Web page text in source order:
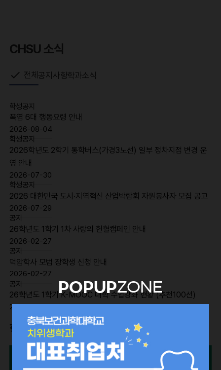
POPUPZONE
CHSU 소식
전체공지사항학과소식
학생공지
폭염 6대 행동요령 안내
2026-08-04
학생공지
2026학년도 2학기 통학버스(가경3노선) 일부 정차지점 변경 운
영 안내
2026-07-30
학생공지
2026 대한민국 도시·지역혁신 산업박람회 자원봉사자 모집 공고
2026-07-29
공지
26학년도 1학기 1차 사랑의 헌혈캠페인 안내
2026-02-27
공지
덕암학사 모범 장학생 신청 안내
2026-02-27
공지
26학년도 1학기 K-MOOC 대학 수업강좌 현황 (추천100선)
2026-02-27
학과소개